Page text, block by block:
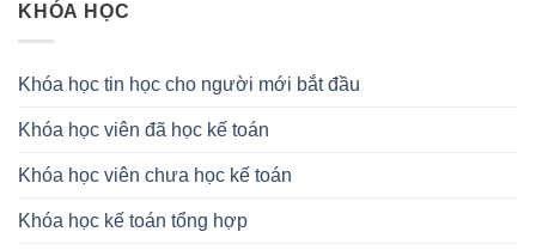
KHÓA HỌC
Khóa học tin học cho người mới bắt đầu
Khóa học viên đã học kế toán
Khóa học viên chưa học kế toán
Khóa học kế toán tổng hợp